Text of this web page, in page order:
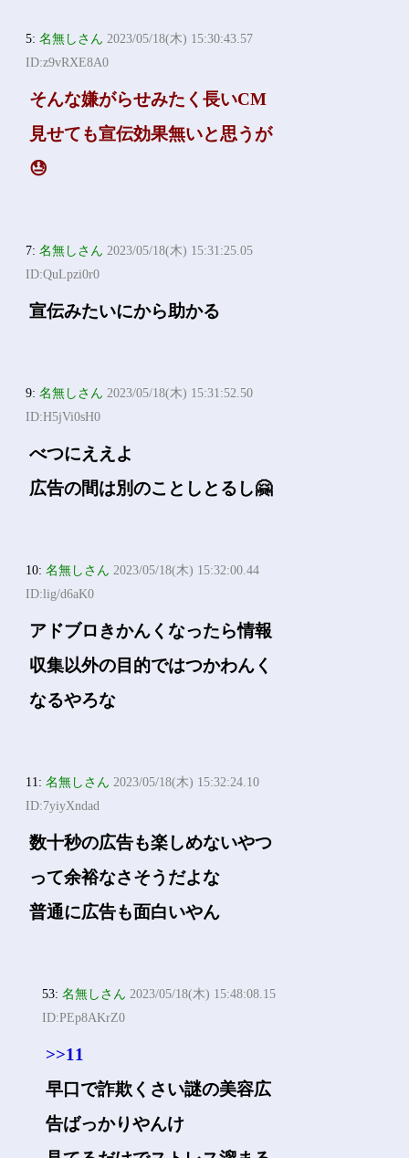
5:名無しさん 2023/05/18(木) 15:30:43.57
ID:z9vRXE8A0
そんな嫌がらせみたく長いCM
見せても宣伝効果無いと思うが
😓
7:名無しさん 2023/05/18(木) 15:31:25.05
ID:QuLpzi0r0
宣伝みたいにから助かる
9:名無しさん 2023/05/18(木) 15:31:52.50
ID:H5jVi0sH0
べつにええよ
広告の間は別のことしとるし🤗
10:名無しさん 2023/05/18(木) 15:32:00.44
ID:lig/d6aK0
アドブロきかんくなったら情報
収集以外の目的ではつかわんく
なるやろな
11:名無しさん 2023/05/18(木) 15:32:24.10
ID:7yiyXndad
数十秒の広告も楽しめないやつ
って余裕なさそうだよな
普通に広告も面白いやん
53:名無しさん 2023/05/18(木) 15:48:08.15
ID:PEp8AKrZ0
>>11
早口で詐欺くさい謎の美容広
告ばっかりやんけ